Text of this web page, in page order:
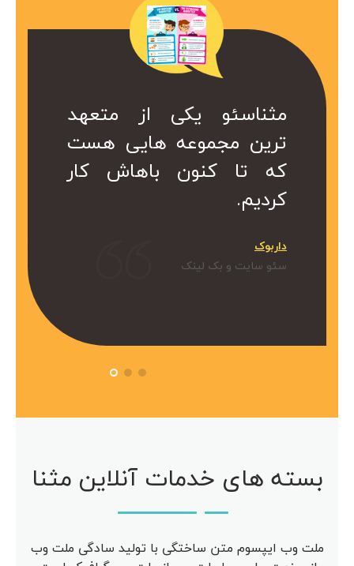
مثناسئو یک
برای ما
هست که
مثناسئو یکی از متعهد
ترین مجموعه هایی هست
که تا کنون باهاش کار
کردیم.
داربوک
سئو سایت و بک لینک
مجموعه در
هست.
کمتر از یک
ارزشمند
کا سال ها
از خدمات
استفاده
از متعهد
هایی هست
باهاش کار
بسته های خدمات آنلاین مثنا
ملت وب ایپسوم متن ساختگی با تولید سادگی ملت وب